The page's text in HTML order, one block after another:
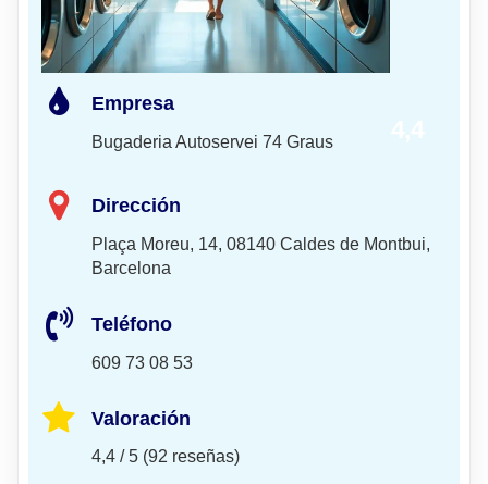
Empresa
Bugaderia Autoservei 74 Graus
Dirección
Plaça Moreu, 14, 08140 Caldes de Montbui,
Barcelona
Teléfono
609 73 08 53
Valoración
4,4 / 5 (92 reseñas)